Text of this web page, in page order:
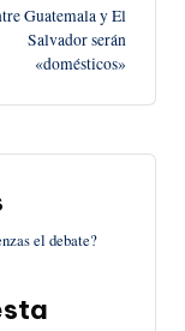
Guatemala y El
Salvador serán
«domésticos»
el debate?